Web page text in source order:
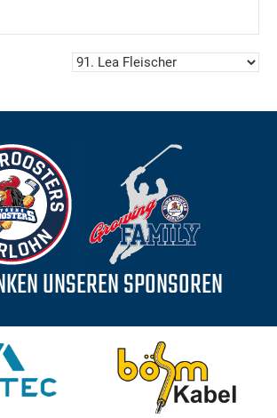
UNSEREN SPONSOREN